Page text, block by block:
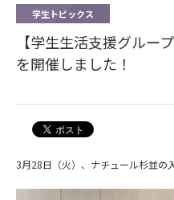
学生トピックス
【学生生活支援グルー
を開催しました！
3月28日（火）、ナチュール杉並の